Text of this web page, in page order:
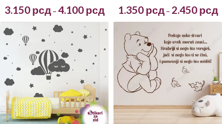
3.150 рсд – 4.100 рсд 1.350 рсд – 2.450 рсд